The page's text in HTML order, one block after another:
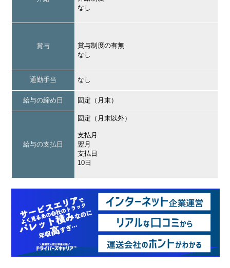
なし
賞与
賞与制度の有無
なし
通勤手当 なし
給与の締め日 固定（月末）
給与の支払日
固定（月末以外）
支払月
翌月
支払日
10日